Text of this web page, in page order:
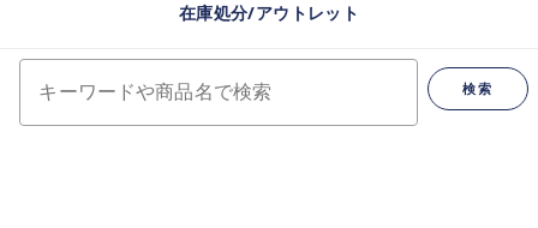
在庫処分/アウトレット
検索